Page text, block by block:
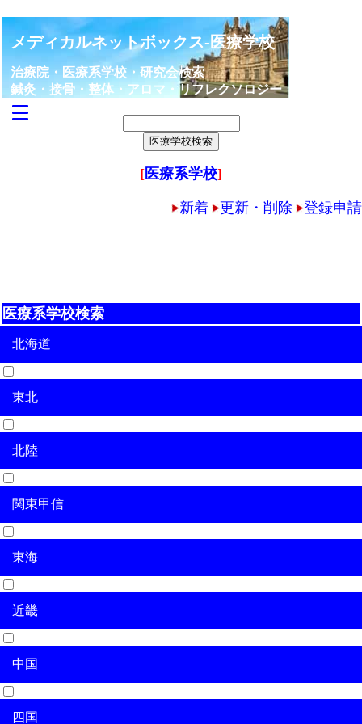
メディカルネットボックス-医療学校
治療院・医療系学校・研究会検索
鍼灸・接骨・整体・アロマ・リフレクソロジー
[医療系学校]
新着 更新・削除 登録申請
医療系学校検索
北海道
北海道
東北
青森県
岩手県
宮城県
秋田県
山形県
福島県
北陸
新潟県
富山県
石川県
福井県
関東甲信
茨城県
栃木県
群馬県
埼玉県
千葉県
東京都
神奈川県
山梨県
長野県
東海
岐阜県
静岡県
愛知県
三重県
近畿
滋賀県
京都府
大阪府
兵庫県
奈良県
和歌山県
中国
鳥取県
島根県
岡山県
広島県
山口県
四国